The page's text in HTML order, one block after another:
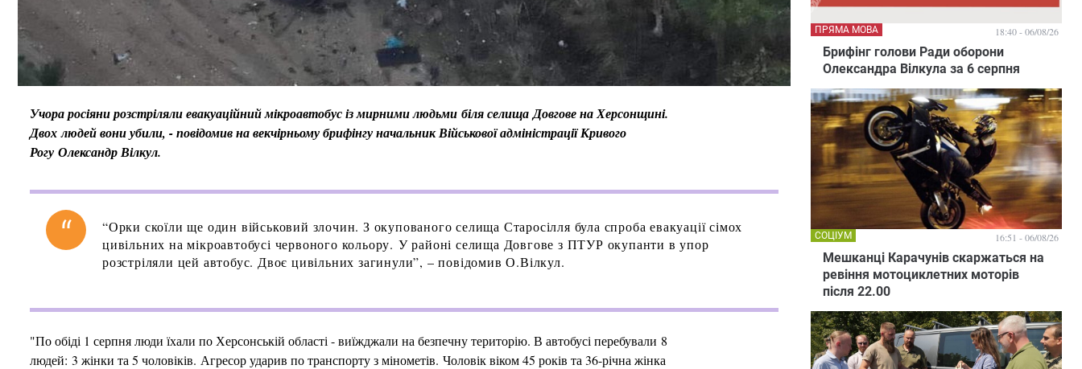
Учора росіяни розстріляли евакуаційний мікроавтобус із мирними людьми біля селищаДовгове на Херсонщині.
Двох людей вони убили, - повідомив на векчірньому брифінгу начальник Військової адміністрації Кривого
Рогу Олександр Вілкул.
“Орки скоїли ще один військовий злочин. З окупованого селища Старосілля була спроба евакуації сімох
цивільних на мікроавтобусі червоного кольору. У районі селища Довгове з ПТУР окупанти в упор
розстріляли цей автобус. Двоє цивільних загинули”, – повідомив О.Вілкул.
"По обіді 1 серпня люди їхали по Херсонській області - виїжджали на безпечну територію. В автобусі перебували 8
людей: 3 жінки та 5 чоловіків. Агресор ударив по транспорту з мінометів. Чоловік віком 45 років та 36-річна жінка
Брифінг голови Ради оборони
Олександра Вілкула за 6 серпня
ПРЯМА МОВА 18:40 - 06/08/26
Мешканці Карачунів скаржаться на
ревіння мотоциклетних моторів
після 22.00
СОЦІУМ 16:51 - 06/08/26